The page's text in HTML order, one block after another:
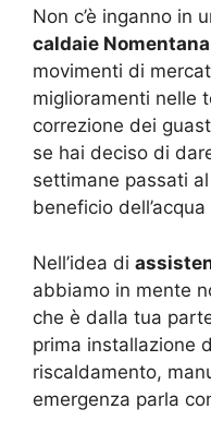
Non c’è inganno in
caldaie Nomentana
movimenti di
miglioramenti nelle
correzione dei
se hai deciso di
settimane passati
beneficio
Nell’idea di
abbiamo in mente
che è dalla tua
prima installazione
riscaldamento,
emergenza parla